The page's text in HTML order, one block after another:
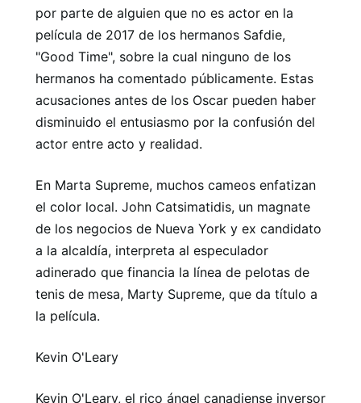
por parte de alguien que no es actor en la
película de 2017 de los hermanos Safdie,
"Good Time", sobre la cual ninguno de los
hermanos ha comentado públicamente. Estas
acusaciones antes de los Oscar pueden haber
disminuido el entusiasmo por la confusión del
actor entre acto y realidad.
En Marta Supreme, muchos cameos enfatizan
el color local. John Catsimatidis, un magnate
de los negocios de Nueva York y ex candidato
a la alcaldía, interpreta al especulador
adinerado que financia la línea de pelotas de
tenis de mesa, Marty Supreme, que da título a
la película.
Kevin O'Leary
Kevin O'Leary, el rico ángel canadiense inversor